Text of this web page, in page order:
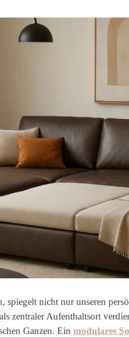
spiegelt nicht nur unseren
zentraler Aufenthaltsort
Ganzen. Ein modulares